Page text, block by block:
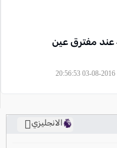
إندلاع حريق في سيارة على شارع 4 عند مفترق عين
الانجليزي